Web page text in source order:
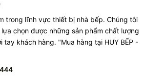
trong lĩnh vực thiết bị nhà bếp. Chúng tôi
chọn được những sản phẩm chất lượng
khách hàng. "Mua hàng tại HUY BẾP -